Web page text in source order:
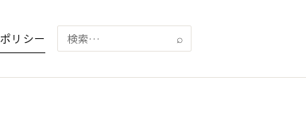
リシー
検
検
索
⌕